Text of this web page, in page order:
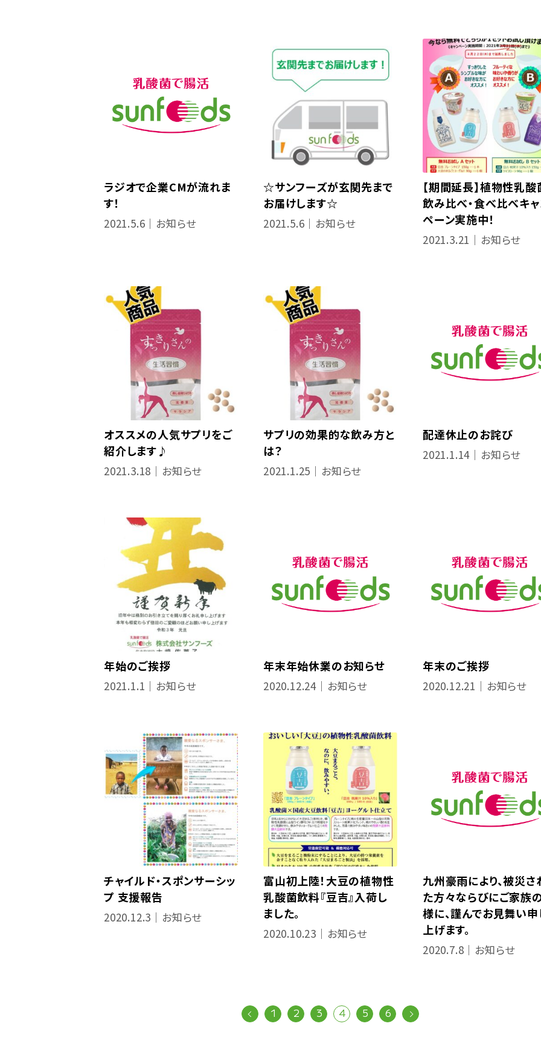
ラジオで企業CMが流れま
す！
2021.5.6｜お知らせ
☆サンフーズが玄関先まで
お届けします☆
2021.5.6｜お知らせ
【期間延長】植物性乳酸
飲み比べ・食べ比べキ
ペーン実施中！
2021.3.21｜お知らせ
オススメの人気サプリをご
紹介します♪
2021.3.18｜お知らせ
サプリの効果的な飲み方と
は？
2021.1.25｜お知らせ
配達休止のお詫び
2021.1.14｜お知らせ
年始のご挨拶
2021.1.1｜お知らせ
年末年始休業のお知らせ
2020.12.24｜お知らせ
年末のご挨拶
2020.12.21｜お知らせ
チャイルド・スポンサーシッ
プ 支援報告
2020.12.3｜お知らせ
富山初上陸！大豆の植物性
乳酸菌飲料『豆吉』入荷し
ました。
2020.10.23｜お知らせ
九州豪雨により、被災さ
た方々ならびにご家族
様に、謹んでお見舞い申
上げます。
2020.7.8｜お知らせ
1 2 3 4 5 6